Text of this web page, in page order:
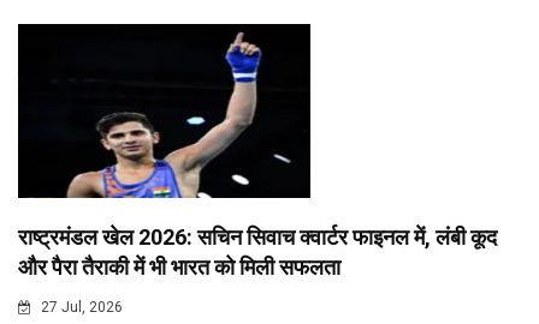
राष्ट्रमंडल खेल 2026: सचिन सिवाच क्वार्टर फाइनल में, लंबी कूद
और पैरा तैराकी में भी भारत को मिली सफलता
27 Jul, 2026